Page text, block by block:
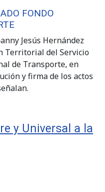
FONDO
Jesús Hernández
Territorial del Servicio
de Transporte, en
y firma de los actos
y Universal a la